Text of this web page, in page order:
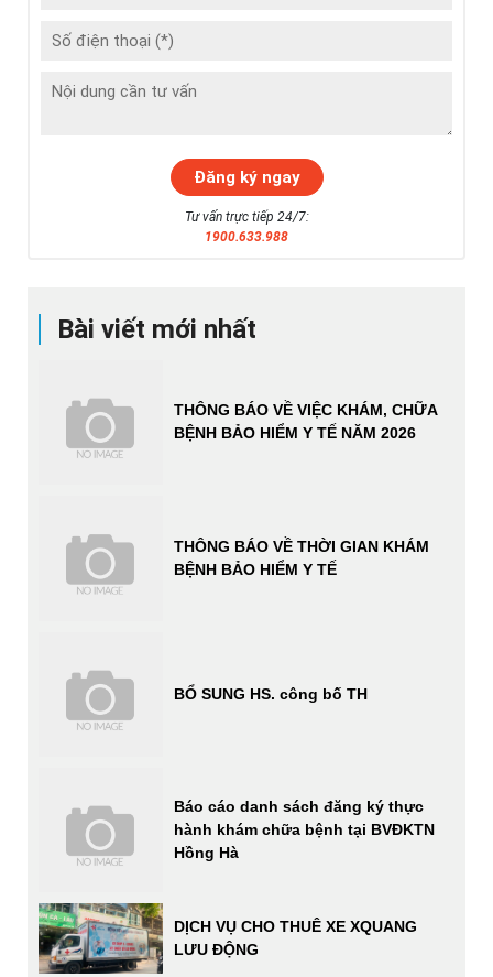
Bài viết mới nhất
THÔNG BÁO VỀ VIỆC KHÁM, CHỮA
BỆNH BẢO HIỂM Y TẾ NĂM 2026
THÔNG BÁO VỀ THỜI GIAN KHÁM
BỆNH BẢO HIỂM Y TẾ
BỔ SUNG HS. công bố TH
Báo cáo danh sách đăng ký thực
hành khám chữa bệnh tại BVĐKTN
Hồng Hà
DỊCH VỤ CHO THUÊ XE XQUANG
LƯU ĐỘNG
Tư vấn trực tiếp 24/7:
1900.633.988